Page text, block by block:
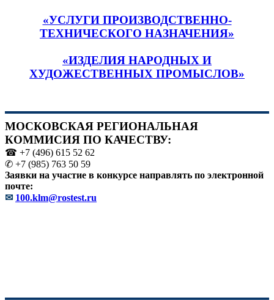
«УСЛУГИ ПРОИЗВОДСТВЕННО-
ТЕХНИЧЕСКОГО НАЗНАЧЕНИЯ»
«ИЗДЕЛИЯ НАРОДНЫХ И
ХУДОЖЕСТВЕННЫХ ПРОМЫСЛОВ»
МОСКОВСКАЯ РЕГИОНАЛЬНАЯ
КОММИСИЯ ПО КАЧЕСТВУ:
☎ +7 (496) 615 52 62
✆ +7 (985) 763 50 59
Заявки на участие в конкурсе направлять по электронной
почте:
✉ 100.klm@rostest.ru